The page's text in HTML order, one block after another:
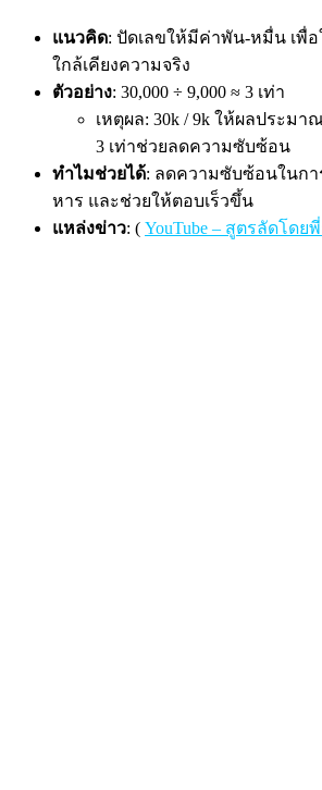
แนวคิด: ปัดเลขให้มีค่าพัน-หมื่น เพื่
ใกล้เคียงความจริง
ตัวอย่าง: 30,000 ÷ 9,000 ≈ 3 เท่า
เหตุผล: 30k / 9k ให้ผลประมา
3 เท่าช่วยลดความซับซ้อน
ทำไมช่วยได้: ลดความซับซ้อนในกา
หาร และช่วยให้ตอบเร็วขึ้น
แหล่งข่าว: ( YouTube – สูตรลัดโดย